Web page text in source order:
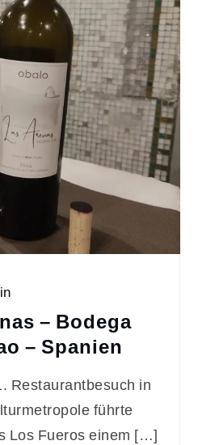
– Bodega
– Spanien
Restaurantbesuch in
führte
Los Fueros einem […]